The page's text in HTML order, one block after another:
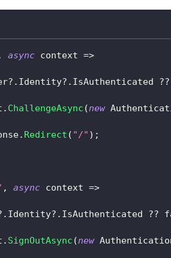
async context =>
?. Identity?. IsAuthenticated ??
. ChallengeAsync (new
. Redirect ( "/" ) ;
, async context =>
Identity?. IsAuthenticated ??
. SignOutAsync (new